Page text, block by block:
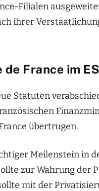
Filialen
ihrer
de France im
Statuten
übertrugen.
Meilenstein in
zur Wahrung der
mit der